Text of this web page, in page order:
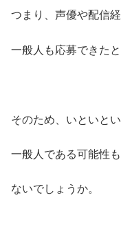
つまり、声優や配信
一般人も応募できた
そのため、いといと
一般人である可能性
ないでしょうか。